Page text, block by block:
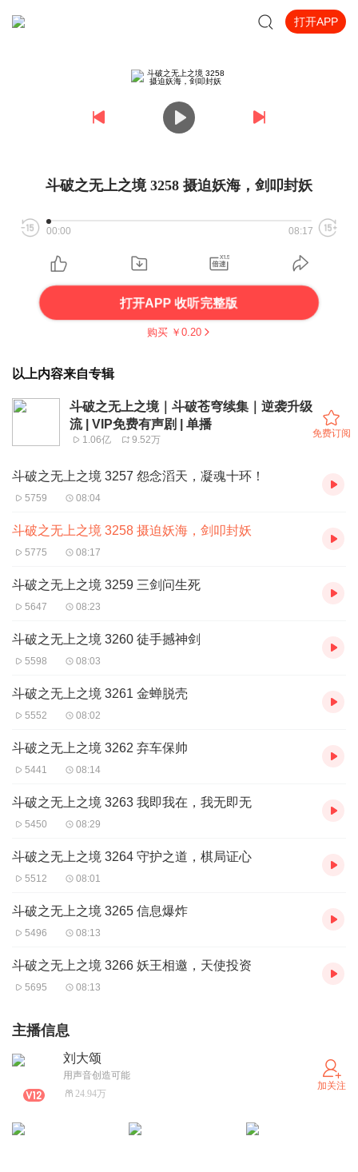
打开APP
斗破之无上之境 3258 摄迫妖海，剑叩封妖
00:00 08:17
打开APP 收听完整版
购买 ￥ 0.20
以上内容来自专辑
斗破之无上之境｜斗破苍穹续集｜逆袭升级
流 | VIP免费有声剧 | 单播
1.06亿 9.52万
免费订阅
斗破之无上之境 3257 怨念滔天，凝魂十环！
5759 08:04
斗破之无上之境 3258 摄迫妖海，剑叩封妖
5775 08:17
斗破之无上之境 3259 三剑问生死
5647 08:23
斗破之无上之境 3260 徒手撼神剑
5598 08:03
斗破之无上之境 3261 金蝉脱壳
5552 08:02
斗破之无上之境 3262 弃车保帅
5441 08:14
斗破之无上之境 3263 我即我在，我无即无
5450 08:29
斗破之无上之境 3264 守护之道，棋局证心
5512 08:01
斗破之无上之境 3265 信息爆炸
5496 08:13
斗破之无上之境 3266 妖王相邀，天使投资
5695 08:13
主播信息
刘大颂
用声音创造可能
24.94万
加关注